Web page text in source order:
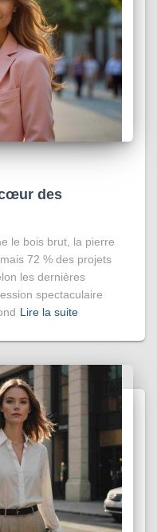
des
le bois brut, la pierre
72 % des projets
les dernières
spectaculaire
Lire la suite